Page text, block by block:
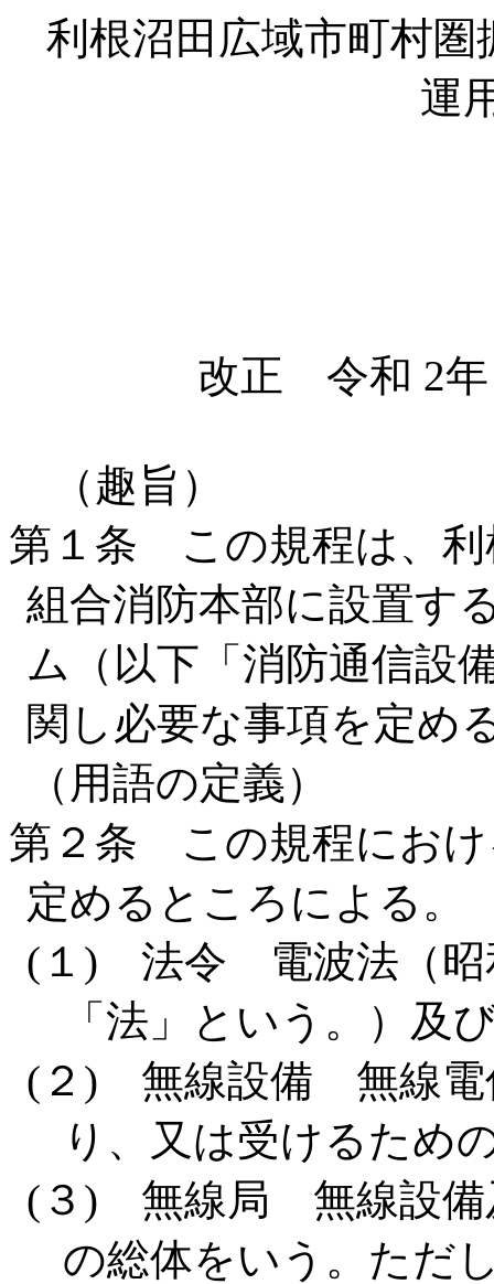
利根沼田広域市町村
運
改正 令和 2
（趣旨）
第１条 この規程は、利
組合消防本部に設置す
ム（以下「消防通信設
関し必要な事項を定め
（用語の定義）
第２条 この規程におけ
定めるところによる。
(１) 法令 電波法（昭
「法」という。）及
(２) 無線設備 無線電
り、又は受けるため
(３) 無線局 無線設備
の総体をいう。ただ